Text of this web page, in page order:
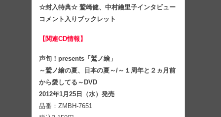
☆封入特典☆ 鷲崎健、中村繪里子インタビュー
コメント入りブックレット
【関連CD情報】
声旬！presents「鷲ノ繪」
～鷲ノ繪の夏、日本の夏～/～１周年と２ヵ月前
から愛してる～DVD
2012年1月25日（水）発売
品番：ZMBH‐7651